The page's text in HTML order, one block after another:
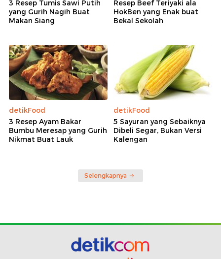
3 Resep Tumis Sawi Putih
yang Gurih Nagih Buat
Makan Siang
Resep Beef Teriyaki ala
HokBen yang Enak buat
Bekal Sekolah
detikFood
3 Resep Ayam Bakar
Bumbu Meresap yang Gurih
Nikmat Buat Lauk
detikFood
5 Sayuran yang Sebaiknya
Dibeli Segar, Bukan Versi
Kalengan
Selengkapnya